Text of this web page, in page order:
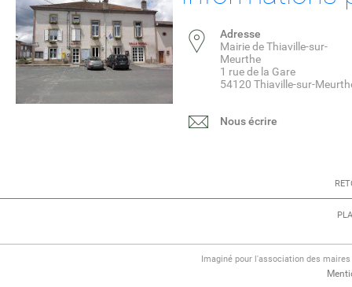
Adresse
Mairie de Thiaville-sur-
Meurthe
1 rue de la Gare
54120 Thiaville-sur-
Nous écrire
Imaginé pour l'association des